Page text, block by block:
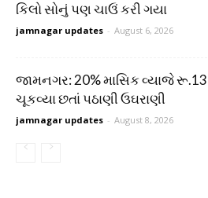
કિલો સોનું પણ ચાઉં કરી ગયા
jamnagar updates - August 6, 2026
જામનગર: 20% માસિક વ્યાજે
ચૂકવ્યા છતાં પઠાણી ઉઘરાણી
jamnagar updates - August 8, 2026